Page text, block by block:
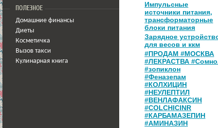
ПОЛЕЗНОЕ
Домашние финансы
Диеты
Косметичка
Вызов такси
Кулинарная книга
Импульсные
источники питания,
трансформаторные
блоки питания
Зарядное
для весов и ккм
#ПРОДАМ #МОСКВА
#ЛЕКРАСТВА
#зопиклон
#Феназепам
#КОЛХИЦИН
#НЕУЛЕПТИЛ
#ВЕНЛАФАКСИН
#COLCHICINR
#КАРБАМАЗЕПИН
#АМИНАЗИН